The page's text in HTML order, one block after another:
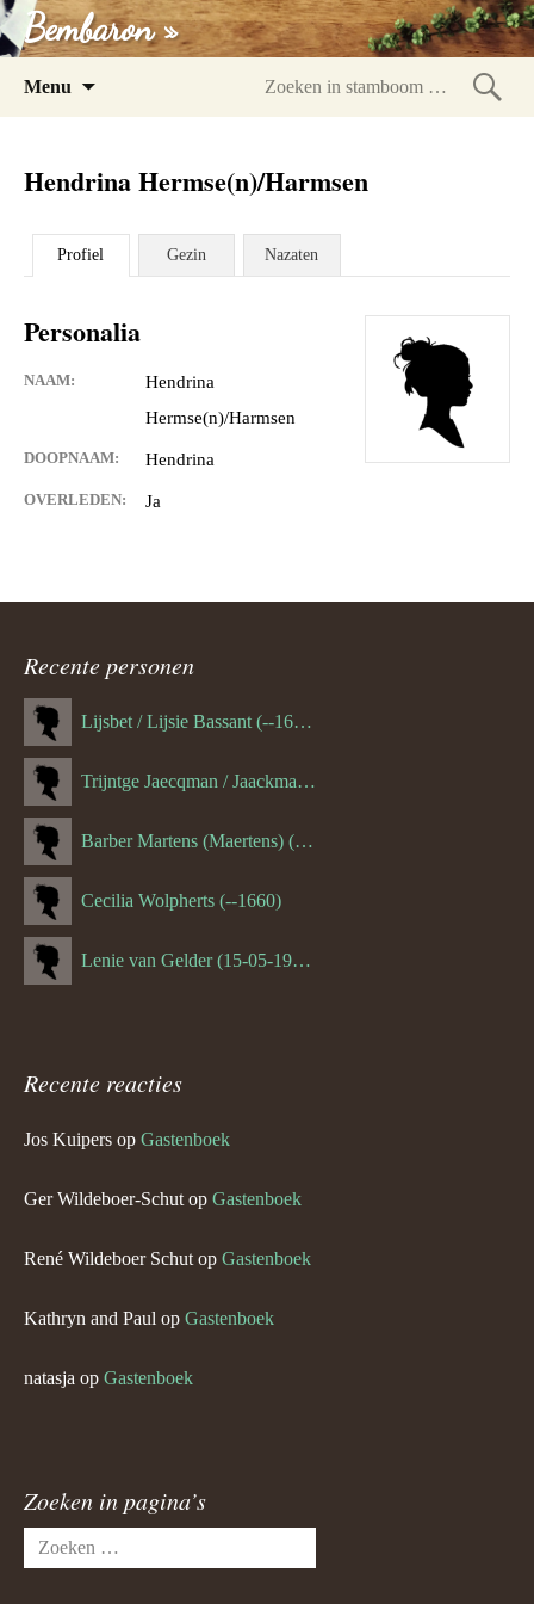
Bembaron »
Menu
Hendrina Hermse(n)/Harmsen
Profiel Gezin Nazaten
Personalia
NAAM:
Hendrina
Hermse(n)/Harmsen
DOOPNAAM: Hendrina
OVERLEDEN: Ja
Recente personen
Lijsbet / Lijsie Bassant (--1687)
Trijntge Jaecqman / Jaackman (--1651)
Barber Martens (Maertens) (--1658)
Cecilia Wolpherts (--1660)
Lenie van Gelder (15-05-1970)
Recente reacties
Jos Kuipers op Gastenboek
Ger Wildeboer-Schut op Gastenboek
René Wildeboer Schut op Gastenboek
Kathryn and Paul op Gastenboek
natasja op Gastenboek
Zoeken in pagina’s
Zoeken
naar: